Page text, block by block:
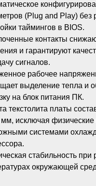
(Plug and Play) без
таймингов в BIOS.
контакты
и гарантируют
сигналов.
рабочее
выделение тепла и
на блок питания ПК.
текстолита платы
исключая
системами
стабильность при
окружающей